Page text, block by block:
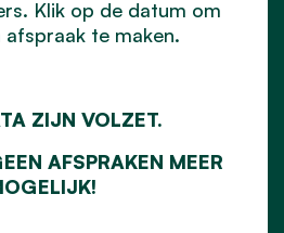
Klik op de datum om
te maken.
ZIJN VOLZET.
AFSPRAKEN MEER